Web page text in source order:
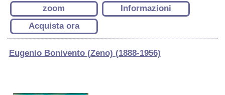
zoom
Informazioni
Acquista ora
Eugenio Bonivento (Zeno) (1888-1956)